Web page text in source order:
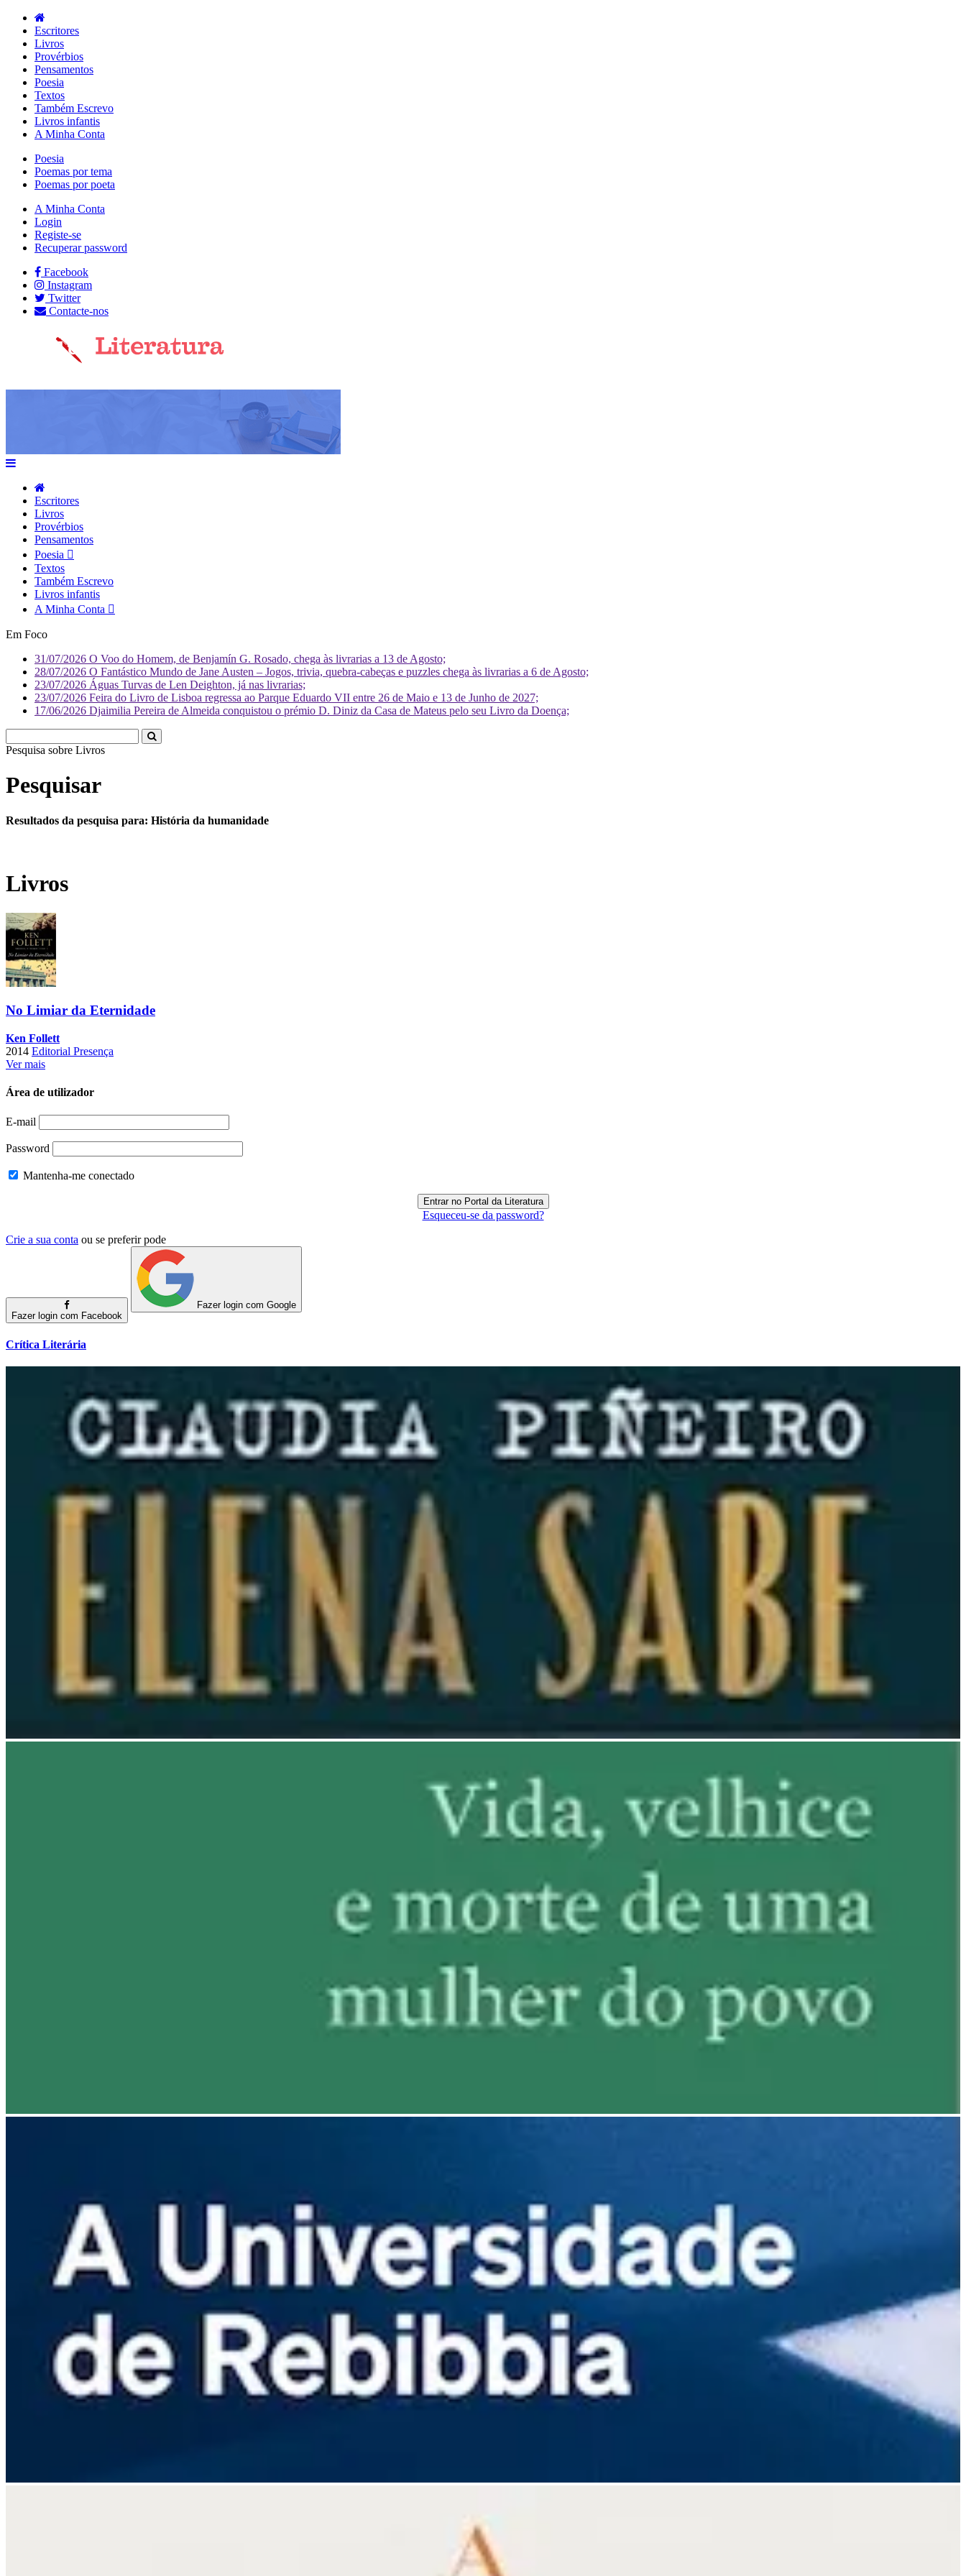
Escritores
Livros
Provérbios
Pensamentos
Poesia
Textos
Também Escrevo
Livros infantis
A Minha Conta
Poesia
Poemas por tema
Poemas por poeta
A Minha Conta
Login
Registe-se
Recuperar password
Facebook
Instagram
Twitter
Contacte-nos
Escritores
Livros
Provérbios
Pensamentos
Poesia
Textos
Também Escrevo
Livros infantis
A Minha Conta
Em Foco
31/07/2026 O Voo do Homem, de Benjamín G. Rosado, chega às livrarias a 13 de Agosto;
28/07/2026 O Fantástico Mundo de Jane Austen – Jogos, trivia, quebra-cabeças e puzzles chega às livrarias a 6 de Agosto;
23/07/2026 Águas Turvas de Len Deighton, já nas livrarias;
23/07/2026 Feira do Livro de Lisboa regressa ao Parque Eduardo VII entre 26 de Maio e 13 de Junho de 2027;
17/06/2026 Djaimilia Pereira de Almeida conquistou o prémio D. Diniz da Casa de Mateus pelo seu Livro da Doença;
Pesquisa sobre
Pesquisar
Resultados da pesquisa para: História da humanidade
Livros
No Limiar da Eternidade
Ken Follett
2014 Editorial Presença
Ver mais
Área de utilizador
E-mail
Password
Mantenha-me conectado
Esqueceu-se da password?
Crie a sua conta ou se preferir pode
Fazer login com Facebook
Fazer login com Google
Crítica Literária